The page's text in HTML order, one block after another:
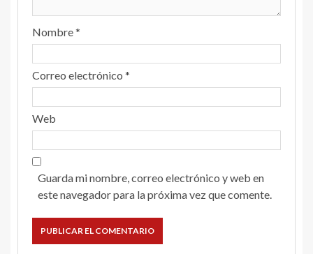
Nombre*
Correo electrónico *
Web
Guarda mi nombre, correo electrónico y web en
este navegador para la próxima vez que comente.